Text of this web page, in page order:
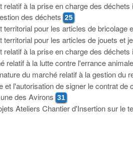
relatif à la prise en charge des
des déchets25
territorial pour les articles de
territorial pour les articles de jouets et
relatif à la prise en charge des
relatif à la lutte contre l'errance
du marché relatif à la gestion du
et l'autorisation de signer le contrat
des Avirons31
Ateliers Chantier d'Insertion sur le